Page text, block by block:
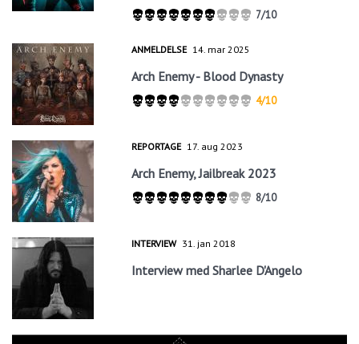
7/10
ANMELDELSE 14. mar 2025
Arch Enemy - Blood Dynasty
4/10
REPORTAGE 17. aug 2023
Arch Enemy, Jailbreak 2023
8/10
INTERVIEW 31. jan 2018
Interview med Sharlee D'Angelo